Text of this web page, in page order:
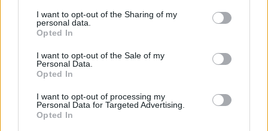
I want to opt-out of the Sharing of my
personal data.
Opted In
I want to opt-out of the Sale of my
Personal Data.
Opted In
I want to opt-out of processing my
Personal Data for Targeted Advertising.
Opted In
συσκευή μέτρησης. Θα είναι ένας καλός
σύντροφος και μια συσκευή προστασίας και
ασφάλειας στις διακοπές σας.
Αν είστε εξοικειωμένοι με τις νέες τεχνολογίες
και χρησιμοποιείτε συσκευές συνεχούς
καταγραφής του σακχάρου, μην ξεχάσετε τον
αισθητήρα και την συσκευή εφαρμογής του